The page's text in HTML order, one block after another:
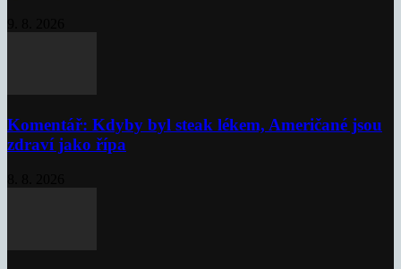
Komentář: Kdyby byl steak lékem, Američané jsou
zdraví jako řípa